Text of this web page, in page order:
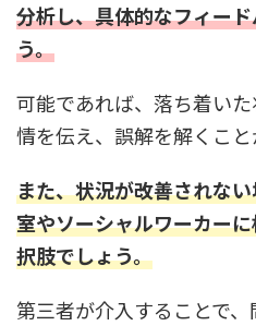
分析し、具体的なフィー
う。
可能であれば、落ち着い
情を伝え、誤解を解くこと
また、状況が改善されな
室やソーシャルワーカー
択肢でしょう。
第三者が介入することで